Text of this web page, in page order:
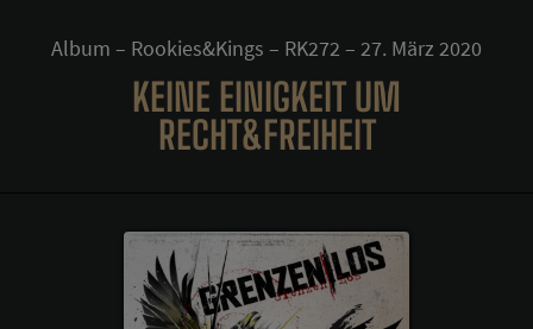
Album – Rookies&Kings – RK272 – 27. März 2020
KEINE EINIGKEIT UM
RECHT&FREIHEIT